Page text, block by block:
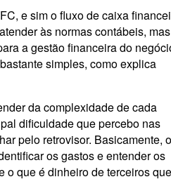
e sim o fluxo de caixa
às normas contábeis, mas
a gestão financeira do
simples, como explica
da complexidade de cada
dificuldade que percebo nas
pelo retrovisor. Basicamente, o
os gastos e entender os
o que é dinheiro de terceiros que